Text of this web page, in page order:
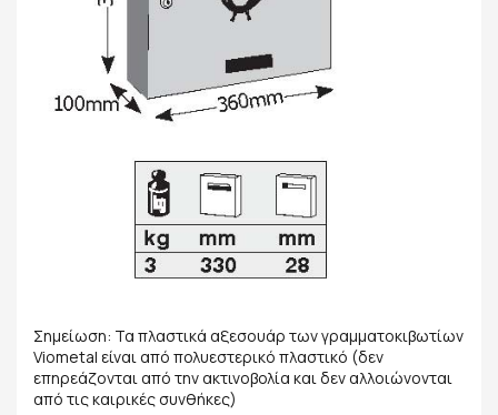
Σημείωση: Τα πλαστικά αξεσουάρ των γραμματοκιβωτίων
Viometal είναι από πολυεστερικό πλαστικό (δεν
επηρεάζονται από την ακτινοβολία και δεν αλλοιώνονται
από τις καιρικές συνθήκες)